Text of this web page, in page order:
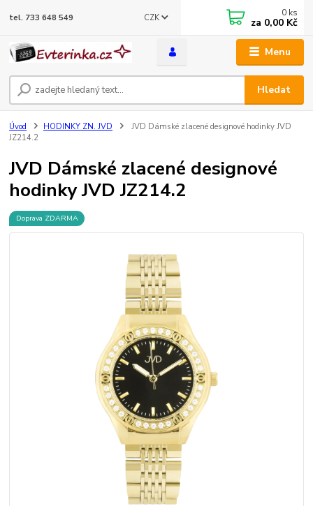
Menu
CZK
Hledat
tel. 733 648 549 0 ks
za 0,00 Kč
Úvod HODINKY ZN. JVD
JVD Dámské zlacené designové hodinky JVD
JZ214.2
JVD Dámské zlacené designové
hodinky JVD JZ214.2
Doprava ZDARMA